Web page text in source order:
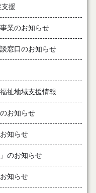
援
業のお知らせ
窓口のお知らせ
祉地域支援情報
お知らせ
知らせ
のお知らせ
知らせ